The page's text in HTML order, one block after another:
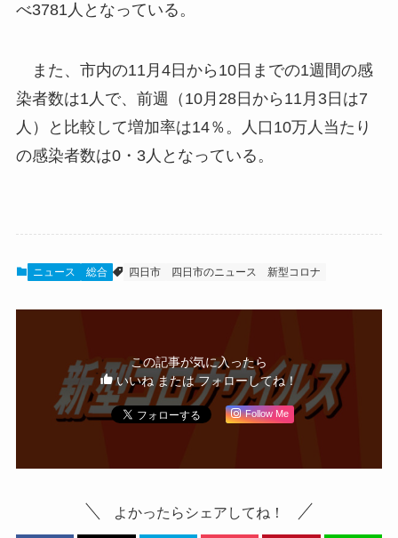
べ3781人となっている。
また、市内の11月4日から10日までの1週間の感
染者数は1人で、前週（10月28日から11月3日は7
人）と比較して増加率は14％。人口10万人当たり
の感染者数は0・3人となっている。
ニュース 総合 四日市 四日市のニュース 新型コロナ
この記事が気に入ったら
いいね または フォローしてね！
Follow Me
よかったらシェアしてね！